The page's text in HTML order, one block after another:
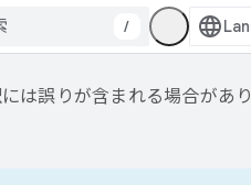
/
は誤りが含まれる場合があり